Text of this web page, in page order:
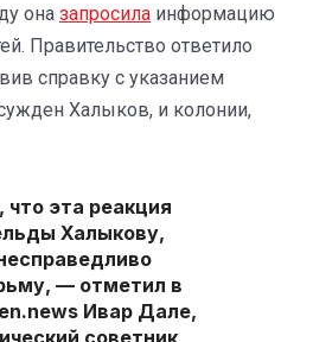
она запросила информацию
Правительство ответило
справку с указанием
Халыков, и колонии,
эта реакция
Халыкову,
— отметил в
Ивар Дале,
советник